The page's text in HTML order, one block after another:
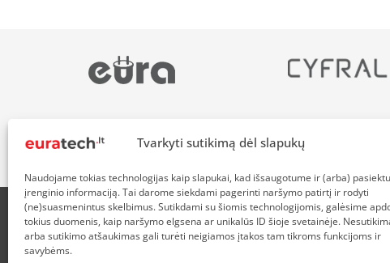
Tvarkyti sutikimą dėl slapukų
Naudojame tokias technologijas kaip slapukai, kad išsaugotume ir (arba)
įrenginio informaciją. Tai darome siekdami pagerinti naršymo patirtį ir rodyti
(ne)suasmenintus skelbimus. Sutikdami su šiomis technologijomis, galėsime
tokius duomenis, kaip naršymo elgsena ar unikalūs ID šioje svetainėje.
arba sutikimo atšaukimas gali turėti neigiamos įtakos tam tikroms funkcijoms ir
savybėms.
APIE MUS NUOLAIDOS HEROJAMS PRISTATYMAS